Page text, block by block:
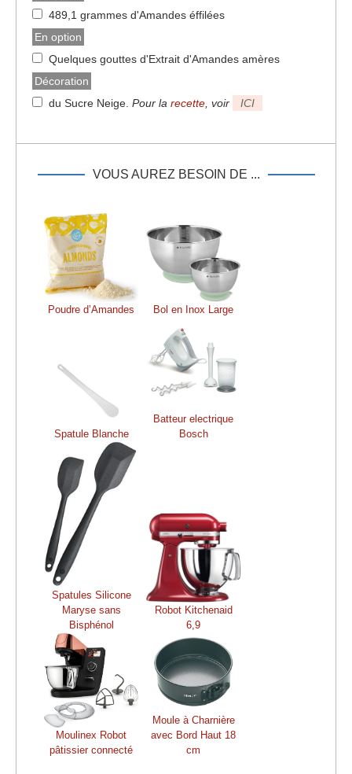
489,1 grammes d'Amandes éffilées
En option
Quelques gouttes d'Extrait d'Amandes amères
Décoration
du Sucre Neige Pour la recette , voir ICI
VOUS AUREZ BESOIN DE ...
Poudre d’Amandes Bol en Inox Large
Spatule Blanche
Batteur electrique
Bosch
Spatules Silicone
Maryse sans
Bisphénol
Robot Kitchenaid
6,9
Moulinex Robot
pâtissier connecté
Moule à Charnière
avec Bord Haut 18
cm